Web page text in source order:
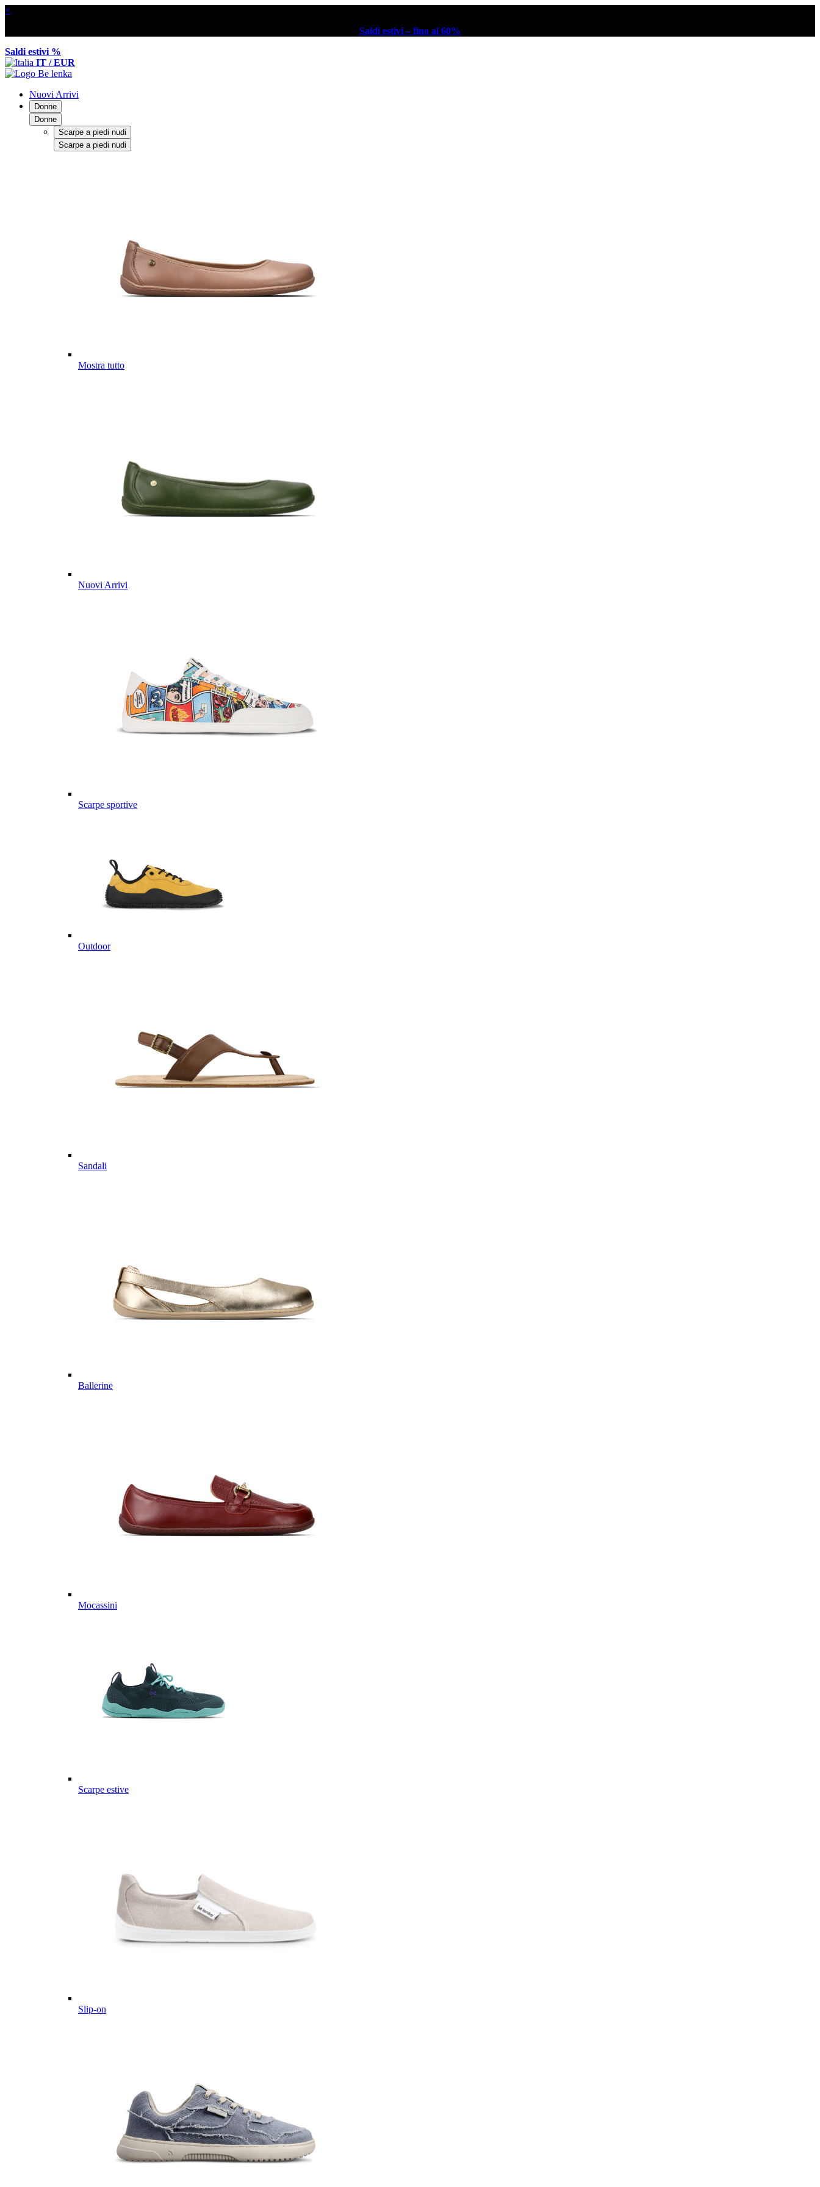
×
Saldi estivi – fino al 60%
Saldi estivi %
IT / EUR
Nuovi Arrivi
Donne
Donne
Scarpe a piedi nudi
Scarpe a piedi nudi
Mostra tutto
Nuovi Arrivi
Scarpe sportive
Outdoor
Sandali
Ballerine
Mocassini
Scarpe estive
Slip-on